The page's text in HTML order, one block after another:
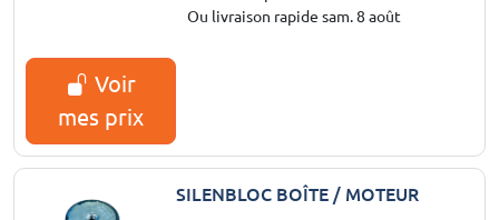
Ou livraison rapide sam. 8 août
Voir
mes prix
SILENBLOC BOÎTE / MOTEUR